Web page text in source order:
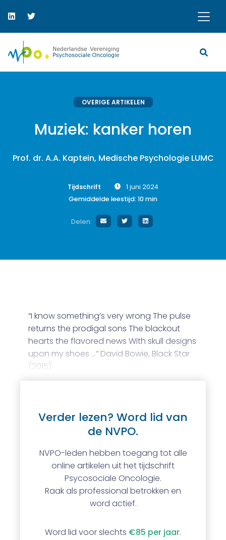
OVERIGE ARTIKELEN
Muziek: kanker horen
Prof. dr. A.A. Kaptein, Medische Psychologie LUMC
Tijdschrift
1 juni 2024
Gemiddelde leestijd: 10min
Delen:
“I know something’s very wrong The pulse
returns the prodigal sons The blackout
hearts the flavored news With skull designs
upon my shoes …” David Bowie, Black Star
(2015)
Verder lezen? Word lid van
de NVPO.
NVPO-leden hebben toegang tot alle
online artikelen uit het tijdschrift
Psycosociale Oncologie.
Raak als professional betrokken en
word actief.
Word lid voor slechts €85 per jaar.